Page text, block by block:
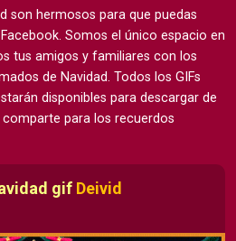
son hermosos para que puedas
Somos el único espacio en
tus amigos y familiares con los
de Navidad. Todos los GIFs
disponibles para descargar de
para los recuerdos
gif Deivid